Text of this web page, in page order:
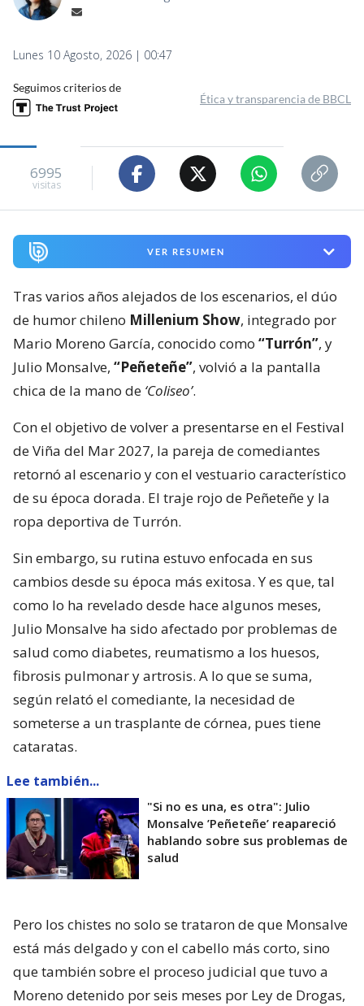
Lunes 10 Agosto, 2026 | 00:47
Seguimos criterios de
Ética y transparencia de BBCL
6995
visitas
VER RESUMEN
Tras varios años alejados de los escenarios, el dúo
de humor chileno Millenium Show, integrado por
Mario Moreno García, conocido como “Turrón”, y
Julio Monsalve, “Peñeteñe”, volvió a la pantalla
chica de la mano de ‘Coliseo’.
Con el objetivo de volver a presentarse en el Festival
de Viña del Mar 2027, la pareja de comediantes
retornó al escenario y con el vestuario característico
de su época dorada. El traje rojo de Peñeteñe y la
ropa deportiva de Turrón.
Sin embargo, su rutina estuvo enfocada en sus
cambios desde su época más exitosa. Y es que, tal
como lo ha revelado desde hace algunos meses,
Julio Monsalve ha sido afectado por problemas de
salud como diabetes, reumatismo a los huesos,
fibrosis pulmonar y artrosis. A lo que se suma,
según relató el comediante, la necesidad de
someterse a un trasplante de córnea, pues tiene
cataratas.
Lee también...
"Si no es una, es otra": Julio
Monsalve ’Peñeteñe’ reapareció
hablando sobre sus problemas de
salud
Pero los chistes no solo se trataron de que Monsalve
está más delgado y con el cabello más corto, sino
que también sobre el proceso judicial que tuvo a
Moreno detenido por seis meses por Ley de Drogas,